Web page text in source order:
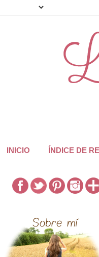
INICIO ÍNDICE DE